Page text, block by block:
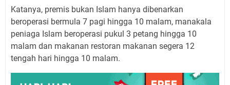
Katanya, premis bukan Islam hanya dibenarkan
beroperasi bermula 7 pagi hingga 10 malam, manakala
peniaga Islam beroperasi pukul 3 petang hingga 10
malam dan makanan restoran makanan segera 12
tengah hari hingga 10 malam.